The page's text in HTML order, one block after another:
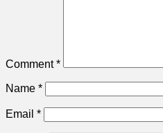
Comment*
Name *
Email *